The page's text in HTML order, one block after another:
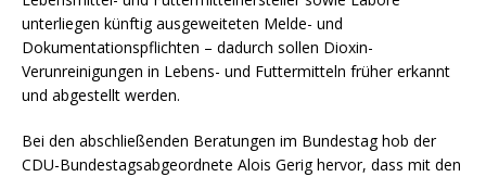
unterliegen künftig ausgeweiteten Melde- und
Dokumentationspflichten – dadurch sollen Dioxin-
Verunreinigungen in Lebens- und Futtermitteln früher erkannt
und abgestellt werden.
Bei den abschließenden Beratungen im Bundestag hob der
CDU-Bundestagsabgeordnete Alois Gerig hervor, dass mit den